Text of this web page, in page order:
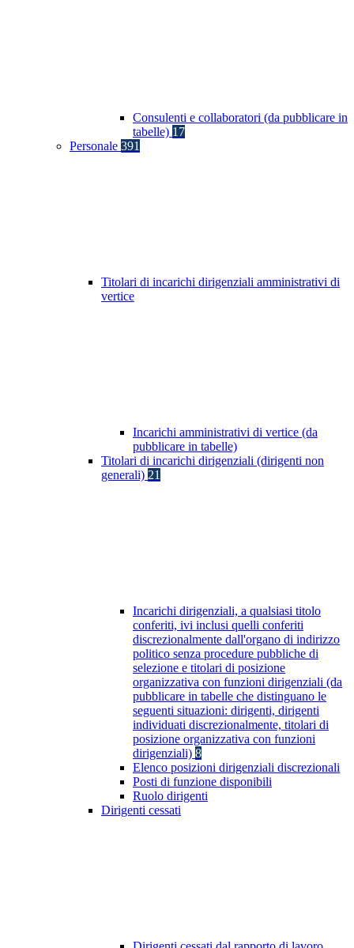
Consulenti e collaboratori (da pubblicare in
tabelle) 17
Personale 391
Titolari di incarichi dirigenziali amministrativi di
vertice
Incarichi amministrativi di vertice (da
pubblicare in tabelle)
Titolari di incarichi dirigenziali (dirigenti non
generali) 21
Incarichi dirigenziali, a qualsiasi titolo
conferiti, ivi inclusi quelli conferiti
discrezionalmente dall'organo di indirizzo
politico senza procedure pubbliche di
selezione e titolari di posizione
organizzativa con funzioni dirigenziali (da
pubblicare in tabelle che distinguano le
seguenti situazioni: dirigenti, dirigenti
individuati discrezionalmente, titolari di
posizione organizzativa con funzioni
dirigenziali) 8
Elenco posizioni dirigenziali discrezionali
Posti di funzione disponibili
Ruolo dirigenti
Dirigenti cessati